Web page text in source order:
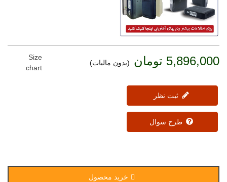
5,896,000 تومان (بدون مالیات)
ثبت نظر
طرح سوال
Size
chart
خرید محصول